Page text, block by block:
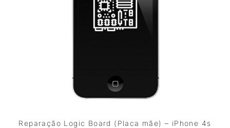
Reparação Logic Board (Placa mãe) – iPhone 4s